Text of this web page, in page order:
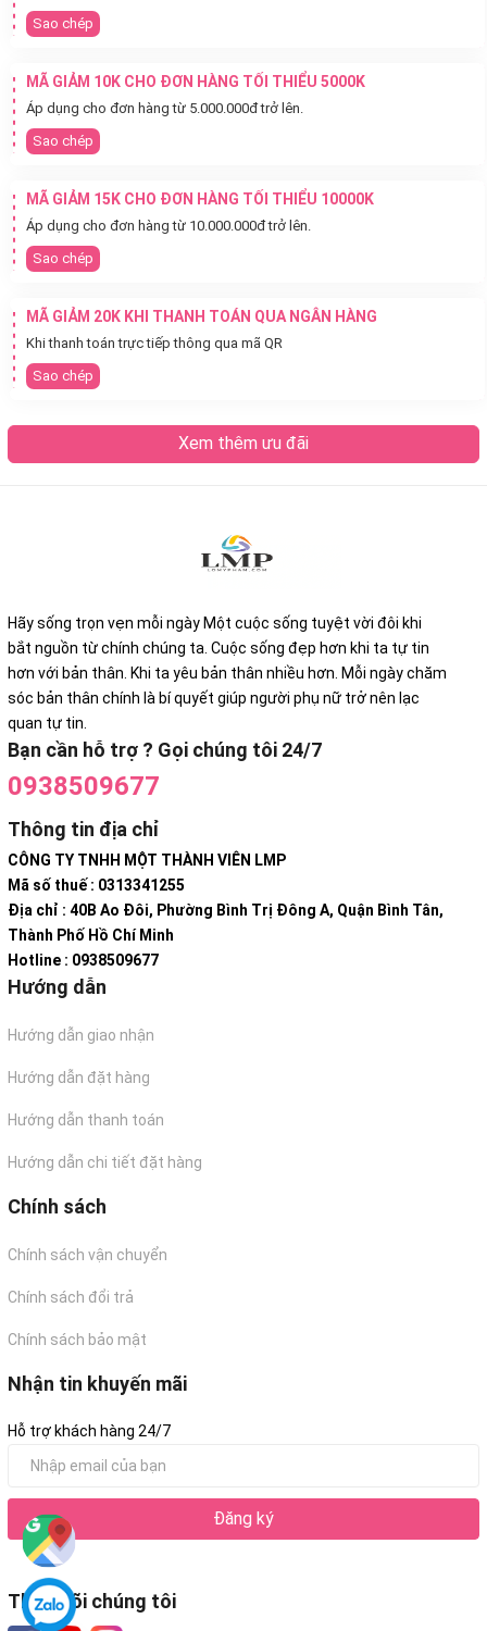
Sao chép
MÃ GIẢM 10K CHO ĐƠN HÀNG TỐI THIỂU 5000K
Áp dụng cho đơn hàng từ 5.000.000đ trở lên.
Sao chép
MÃ GIẢM 15K CHO ĐƠN HÀNG TỐI THIỂU 10000K
Áp dụng cho đơn hàng từ 10.000.000đ trở lên.
Sao chép
MÃ GIẢM 20K KHI THANH TOÁN QUA NGÂN HÀNG
Khi thanh toán trực tiếp thông qua mã QR
Sao chép
Xem thêm ưu đãi
Hãy sống trọn vẹn mỗi ngày Một cuộc sống tuyệt vời đôi khi
bắt nguồn từ chính chúng ta. Cuộc sống đẹp hơn khi ta tự tin
hơn với bản thân. Khi ta yêu bản thân nhiều hơn. Mỗi ngày chăm
sóc bản thân chính là bí quyết giúp người phụ nữ trở nên lạc
quan tự tin.
Bạn cần hỗ trợ ? Gọi chúng tôi 24/7
0938509677
Thông tin địa chỉ
CÔNG TY TNHH MỘT THÀNH VIÊN LMP
Mã số thuế : 0313341255
Địa chỉ : 40B Ao Đôi, Phường Bình Trị Đông A, Quận Bình Tân,
Thành Phố Hồ Chí Minh
Hotline : 0938509677
Hướng dẫn
Hướng dẫn giao nhận
Hướng dẫn đặt hàng
Hướng dẫn thanh toán
Hướng dẫn chi tiết đặt hàng
Chính sách
Chính sách vận chuyển
Chính sách đổi trả
Chính sách bảo mật
Nhận tin khuyến mãi
Hỗ trợ khách hàng 24/7
Đăng ký
Theo dõi chúng tôi